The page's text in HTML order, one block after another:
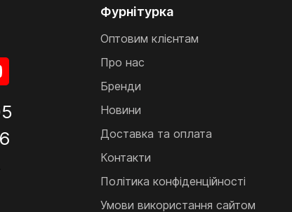
Фурнітурка
Оптовим клієнтам
Про нас
Бренди
Новини
Доставка та оплата
Контакти
Політика конфіденційності
Умови використання сайтом